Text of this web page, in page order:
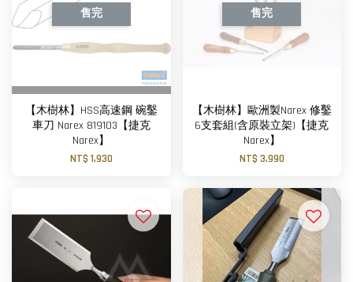
售完
【木樹林】HSS高速鋼 碗鑿
車刀 Narex 819103【捷克
Narex】
NT$ 1,930
售完
【木樹林】歐洲製Narex 修鑿
6支套組(含原裝立架)【捷克
Narex】
NT$ 3,990